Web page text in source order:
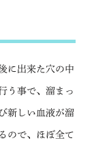
に出来た穴の中
う事で、溜まっ
新しい血液が溜
ので、ほぼ全て